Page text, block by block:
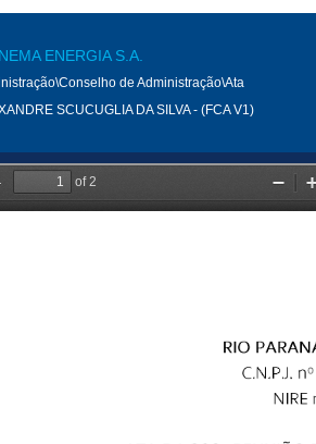
ENERGIA S.A.
de Administração\Ata
SCUCUGLIA DA SILVA - (FCA V1)